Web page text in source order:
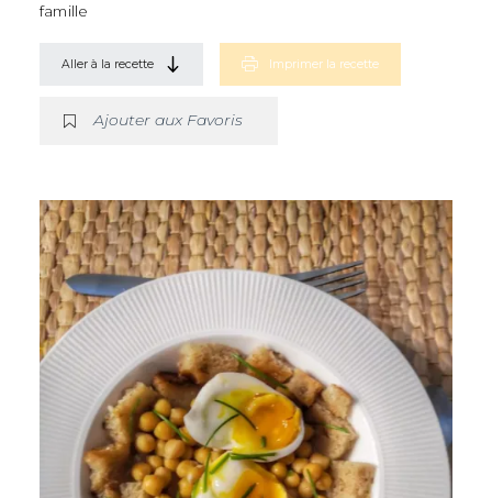
famille
Aller à la recette Imprimer la recette
Ajouter aux Favoris